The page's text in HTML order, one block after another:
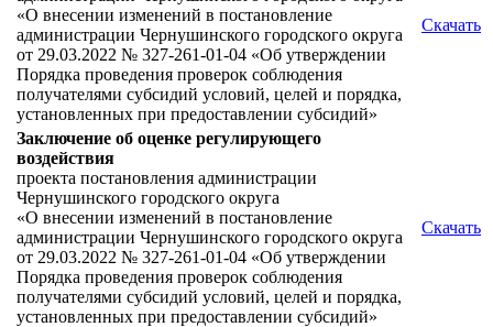
«О внесении изменений в постановление
администрации Чернушинского городского округа
от 29.03.2022 № 327-261-01-04 «Об утверждении
Порядка проведения проверок соблюдения
получателями субсидий условий, целей и порядка,
установленных при предоставлении субсидий»
Скачать
Заключение об оценке регулирующего
воздействия
проекта постановления администрации
Чернушинского городского округа
«О внесении изменений в постановление
администрации Чернушинского городского округа
от 29.03.2022 № 327-261-01-04 «Об утверждении
Порядка проведения проверок соблюдения
получателями субсидий условий, целей и порядка,
установленных при предоставлении субсидий»
Скачать